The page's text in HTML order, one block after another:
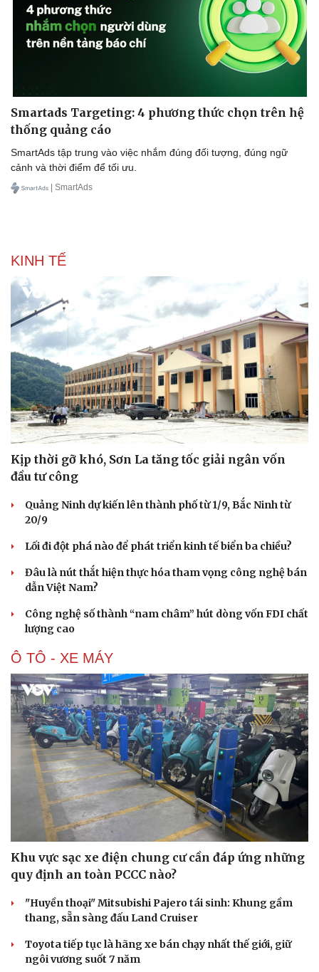
Văn hóa
Sân khấu - Điện ảnh
Văn học
Âm nhạc
Di sản
Giải trí
Nghệ sĩ
Thời trang
Sao Việt
Smartads Targeting: 4 phương thức chọn trên hệ
thống quảng cáo
SmartAds tập trung vào việc nhắm đúng đối tượng, đúng ngữ
cảnh và thời điểm để tối ưu.
| SmartAds
KINH TẾ
Kịp thời gỡ khó, Sơn La tăng tốc giải ngân vốn
đầu tư công
Quảng Ninh dự kiến lên thành phố từ 1/9, Bắc Ninh từ
20/9
Lối đi đột phá nào để phát triển kinh tế biển ba chiều?
Đâu là nút thắt hiện thực hóa tham vọng công nghệ bán
dẫn Việt Nam?
Công nghệ số thành “nam châm” hút dòng vốn FDI chất
lượng cao
Ô TÔ - XE MÁY
Khu vực sạc xe điện chung cư cần đáp ứng những
quy định an toàn PCCC nào?
"Huyền thoại" Mitsubishi Pajero tái sinh: Khung gầm
thang, sẵn sàng đấu Land Cruiser
Toyota tiếp tục là hãng xe bán chạy nhất thế giới, giữ
ngôi vương suốt 7 năm